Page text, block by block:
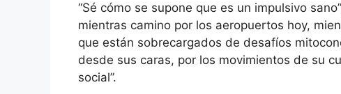
“Sé cómo se supone que es un impulsivo
mientras camino por los aeropuertos hoy,
que están sobrecargados de desafíos
desde sus caras, por los movimientos de su
social”.